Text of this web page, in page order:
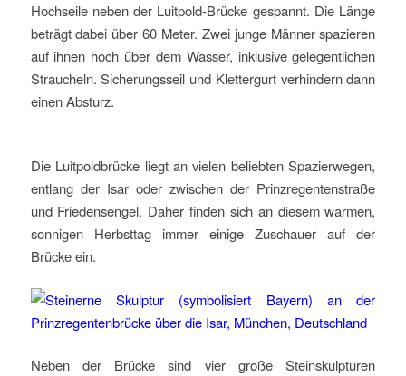
Hochseile neben der Luitpold-Brücke gespannt. Die Länge
beträgt dabei über 60 Meter. Zwei junge Männer spazieren
auf ihnen hoch über dem Wasser, inklusive gelegentlichen
Straucheln. Sicherungsseil und Klettergurt verhindern dann
einen Absturz.
Die Luitpoldbrücke liegt an vielen beliebten Spazierwegen,
entlang der Isar oder zwischen der Prinzregentenstraße
und Friedensengel. Daher finden sich an diesem warmen,
sonnigen Herbsttag immer einige Zuschauer auf der
Brücke ein.
Neben der Brücke sind vier große Steinskulpturen